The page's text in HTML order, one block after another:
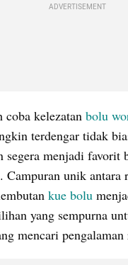
ADVERTISEMENT
coba kelezatan bolu
terdengar tidak
segera menjadi favorit
Campuran unik antara
kue bolu
yang sempurna
mencari pengalaman